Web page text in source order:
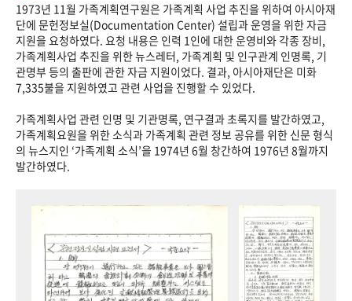
1973년 11월 가족계획연구원은 가족계획 사업 추진을 위하여 아시아재
단에 문헌정보실(Documentation Center) 설립과 운영을 위한 자금
지원을 요청하였다. 요청 내용은 인력 1인에 대한 운영비와 각종 장비,
가족계획사업 추진을 위한 뉴스레터, 가족계획 및 인구관계 인명록, 기
관명부 등의 출판에 관한 자금 지원이었다. 결과, 아시아재단은 미화
7,335불을 지원하였고 관련 사업을 진행할 수 있었다.
가족계획사업 관련 인명 및 기관명록, 연구결과 초록지를 발간하였고,
가족계획요원을 위한 소식과 가족계획 관련 정보 공유를 위한 신문 형식
의 뉴스지인 ‘가족계획 소식’을 1974년 6월 창간하여 1976년 8월까지
발간하였다.